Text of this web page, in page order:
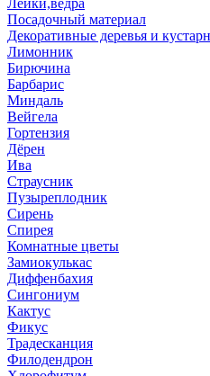
Лейки,ведра
Посадочный материал
Декоративные деревья и
Лимонник
Бирючина
Барбарис
Миндаль
Вейгела
Гортензия
Дёрен
Ива
Страусник
Пузыреплодник
Сирень
Спирея
Комнатные цветы
Замиокулькас
Диффенбахия
Сингониум
Кактус
Фикус
Традесканция
Филодендрон